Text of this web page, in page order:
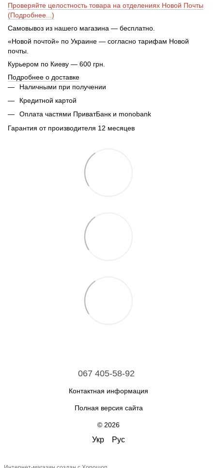
Проверяйте целостность товара на отделениях Новой Почты
(Подробнее...)
Самовывоз из нашего магазина — бесплатно.
«Новой почтой» по Украине — согласно тарифам Новой
почты.
Курьером по Киеву — 600 грн.
Подробнее о доставке
Наличными при получении
Кредитной картой
Оплата частями ПриватБанк и monobank
Гарантия от производителя 12 месяцев
067 405-58-92
Контактная информация
Полная версия сайта
© 2026
Укр Рус